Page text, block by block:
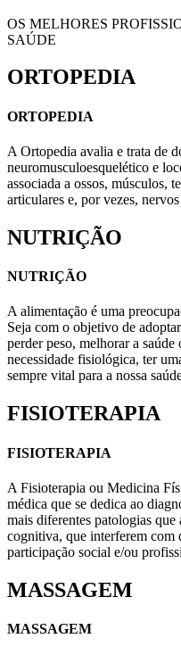
OS MELHORES
SAÚDE
ORTOPEDIA
ORTOPEDIA
A Ortopedia avalia e trata de
neuromusculoesquelético e
associada a ossos, músculos,
articulares e, por vezes,
NUTRIÇÃO
NUTRIÇÃO
A alimentação é uma
Seja com o objetivo de
perder peso, melhorar a
necessidade fisiológica, ter
sempre vital para a nossa
FISIOTERAPIA
FISIOTERAPIA
A Fisioterapia ou Medicina
médica que se dedica ao
mais diferentes patologias
cognitiva, que interferem com
participação social e/ou
MASSAGEM
MASSAGEM